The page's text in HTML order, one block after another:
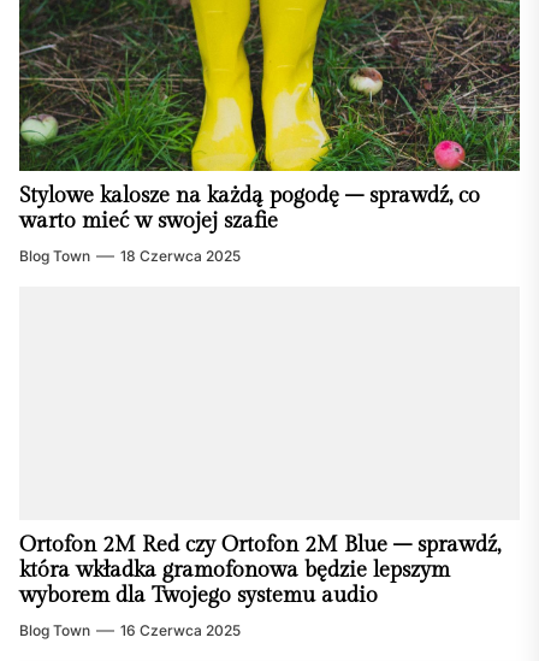
Stylowe kalosze na każdą pogodę – sprawdź, co
warto mieć w swojej szafie
Blog Town 18 Czerwca 2025
Ortofon 2M Red czy Ortofon 2M Blue – sprawdź,
która wkładka gramofonowa będzie lepszym
wyborem dla Twojego systemu audio
Blog Town 16 Czerwca 2025